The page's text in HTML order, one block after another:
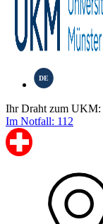
DE
Ihr Draht zum UKM:
Im Notfall: 112